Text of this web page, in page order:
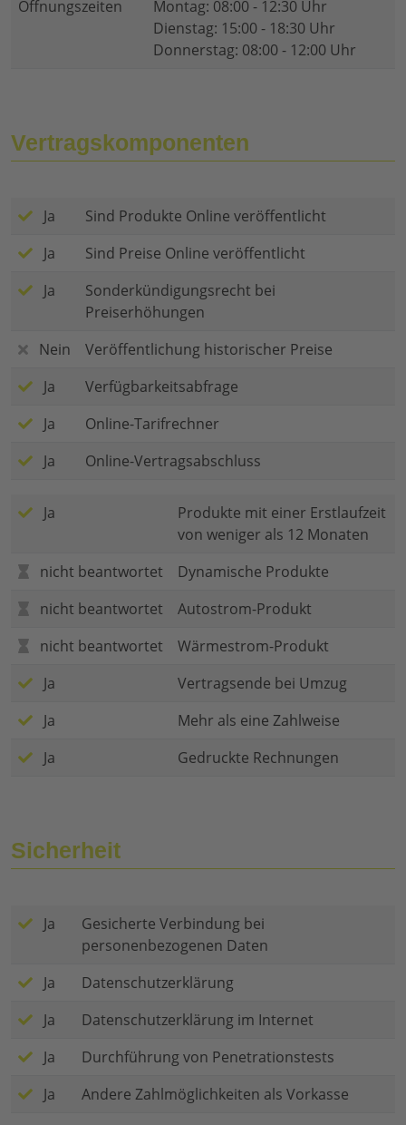
Öffnungszeiten
Montag: 08:00 - 12:30 Uhr
Dienstag: 15:00 - 18:30 Uhr
Donnerstag: 08:00 - 12:00 Uhr
Vertragskomponenten
Ja
Sind Produkte Online veröffentlicht
Ja
Sind Preise Online veröffentlicht
Ja
Sonderkündigungsrecht bei
Preiserhöhungen
Nein
Veröffentlichung historischer Preise
Ja
Verfügbarkeitsabfrage
Ja
Online-Tarifrechner
Ja
Online-Vertragsabschluss
Ja
Produkte mit einer Erstlaufzeit
von weniger als 12 Monaten
nicht beantwortet
Dynamische Produkte
nicht beantwortet
Autostrom-Produkt
nicht beantwortet
Wärmestrom-Produkt
Ja
Vertragsende bei Umzug
Ja
Mehr als eine Zahlweise
Ja
Gedruckte Rechnungen
Sicherheit
Ja
Gesicherte Verbindung bei
personenbezogenen Daten
Ja
Datenschutzerklärung
Ja
Datenschutzerklärung im Internet
Ja
Durchführung von Penetrationstests
Ja
Andere Zahlmöglichkeiten als Vorkasse